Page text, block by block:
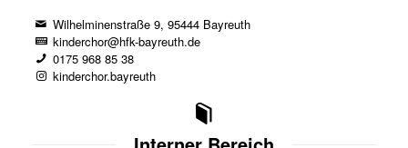
Wilhelminenstraße 9, 95444 Bayreuth
kinderchor@hfk-bayreuth.de
0175 968 85 38
kinderchor.bayreuth